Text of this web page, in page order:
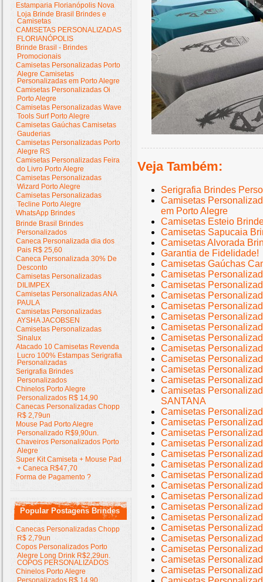
Estamparia Florianópolis Nova
Loja Brinde Brasil Brindes e
Camisetas
CAMISETAS PERSONALIZADAS
FLORIANÓPOLIS
Brinde Brasil - Brindes
Promocionais
Camisetas Personalizadas Porto
Alegre Camisetas
Personalizadas em Porto Alegre
Camisetas Personalizadas Oi
Porto Alegre
Camisetas Personalizadas Wave
Tools Surf Porto Alegre
Camisetas Gaúchas Camisetas
Gauderias
Camisetas Personalizadas Porto
Alegre RS
Camisetas Personalizadas Feira
do Livro Porto Alegre
Camisetas Personalizadas
Wizard Porto Alegre
Camisetas Personalizadas
Tecline Porto Alegre
WhatsApp Brindes
Brinde Brasil Brindes
Personalizados
Caneca Personalizada dia dos
Pais R$ 25,60
Caneca Personalizada 30% De
Desconto
Camisetas Personalizadas
DILIMPEX
Camisetas Personalizadas ANA
PAULA
Camisetas Personalizadas
AYSHA JACOBSEN
Camisetas Personalizadas
Sinalux
Atacado 10 Camisetas Revenda
Lucro 100% Estampas Serigrafia
Personalizadas
Serigrafia Brindes
Personalizados
Chinelos Porto Alegre
Personalizados R$ 14,90
Canecas Personalizadas Chopp
R$ 2,79un
Mouse Pad Porto Alegre
Personalizado R$9,90un.
Chaveiros Personalizados Porto
Alegre
Super Kit Camiseta + Mouse Pad
+ Caneca R$47,70
Forma de Pagamento ?
Popular Postagens Brindes
Canecas Personalizadas Chopp
R$ 2,79un
Copos Personalizados Porto
Alegre Long Drink R$2,29un.
COPOS PERSONALIZADOS
Chinelos Porto Alegre
Personalizados R$ 14,90
Veja Também:
Serigrafia Brindes
Camisetas
em Porto Alegre
Camisetas Esteio
Camisetas Sapucaia
Camisetas Alvorada
Garantia de Fidelidade!
Camisetas Gaúchas
Camisetas
Camisetas
Camisetas
Camisetas
Camisetas
Camisetas
Camisetas
Camisetas
Camisetas
Camisetas
Camisetas
Camisetas
SANTANA
Camisetas
Camisetas
Camisetas
Camisetas
Camisetas
Camisetas
Camisetas
Camisetas
Camisetas
Camisetas
Camisetas
Camisetas
Camisetas
Camisetas
Camisetas
Camisetas